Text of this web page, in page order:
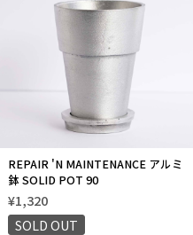
REPAIR 'N MAINTENANCE アルミ
鉢 SOLID POT 90
¥1,320
SOLD OUT